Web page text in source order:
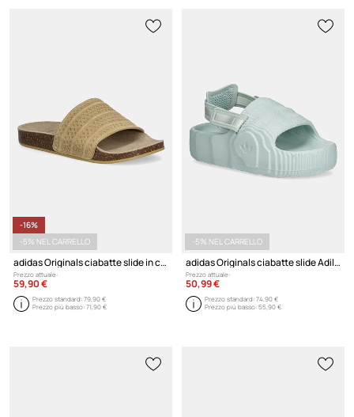
-16%
-5% NEL CARRELLO
adidas Originals ciabatte slide in camoscio Adilette Rs
Prezzo attuale:
59,90 €
Prezzo standard:79,90 €
Prezzo più basso:71,90 €
-5% NEL CARRELLO
adidas Originals ciabatte slide Adilette 22 Xlg W
Prezzo attuale:
50,99 €
Prezzo standard:74,90 €
Prezzo più basso:55,90 €